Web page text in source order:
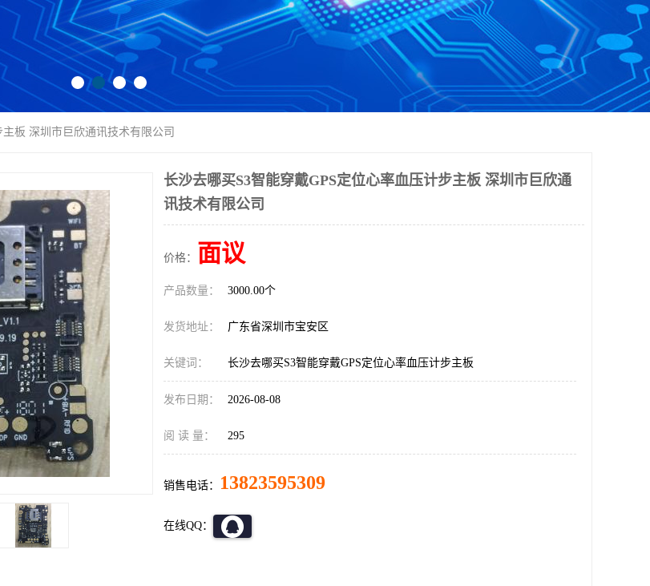
板 深圳市巨欣通讯技术有限公司
长沙去哪买S3智能穿戴GPS定位心率血压计步主板 深圳市巨欣通
讯技术有限公司
价格： 面议
产品数量： 3000.00个
发货地址： 广东省深圳市宝安区
关键词： 长沙去哪买S3智能穿戴GPS定位心率血压计步主板
发布日期： 2026-08-08
阅 读 量： 295
销售电话： 13823595309
在线QQ：